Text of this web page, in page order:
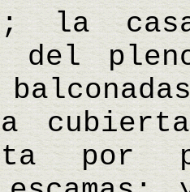
la
pleno
por